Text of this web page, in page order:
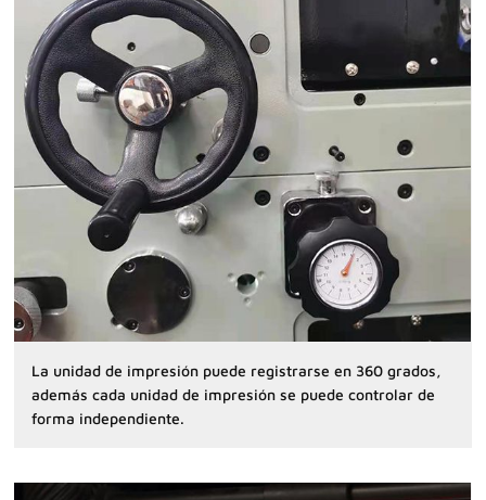
La unidad de impresión puede registrarse en 360 grados,
además cada unidad de impresión se puede controlar de
forma independiente.